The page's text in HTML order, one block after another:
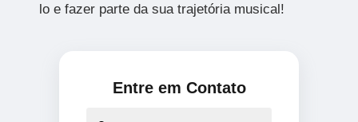
lo e fazer parte da sua trajetória musical!
Entre em Contato